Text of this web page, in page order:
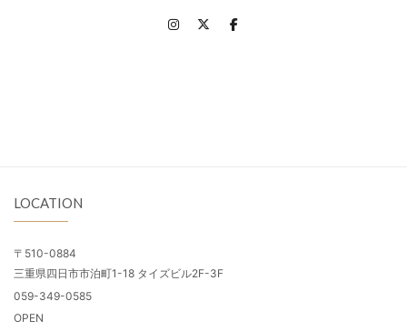
LOCATION
〒510-0884
三重県四日市市泊町1-18 タイズビル2F-3F
059-349-0585
OPEN